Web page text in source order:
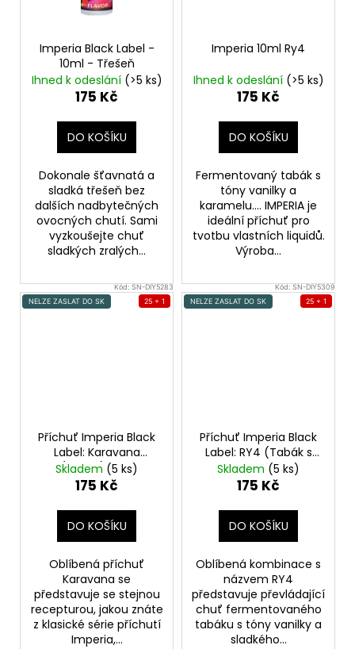
Imperia Black Label -
10ml - Třešeň
Ihned k odeslání (>5 ks)
175 Kč
DO KOŠÍKU
Dokonale šťavnatá a
sladká třešeň bez
dalších nadbytečných
ovocných chutí. Sami
vyzkoušejte chuť
sladkých zralých...
Imperia 10ml Ry4
Ihned k odeslání (>5 ks)
175 Kč
DO KOŠÍKU
Fermentovaný tabák s
tóny vanilky a
karamelu.... IMPERIA je
ideální příchuť pro
tvotbu vlastních liquidů.
Výroba...
Kód:SN-DIY5283
NELZE ZASLAT DO SK
25 + 1
Příchuť Imperia Black
Label: Karavana
(Tabák) 10ml
Skladem (5 ks)
175 Kč
DO KOŠÍKU
Oblíbená příchuť
Karavana se
představuje se stejnou
recepturou, jakou znáte
z klasické série příchutí
Imperia,...
Kód:SN-DIY5309
NELZE ZASLAT DO SK
25 + 1
Příchuť Imperia Black
Label: RY4 (Tabák s
vanilkou a
karamelem) 10ml
Skladem (5 ks)
175 Kč
DO KOŠÍKU
Oblíbená kombinace s
názvem RY4
představuje převládající
chuť fermentovaného
tabáku s tóny vanilky a
sladkého...